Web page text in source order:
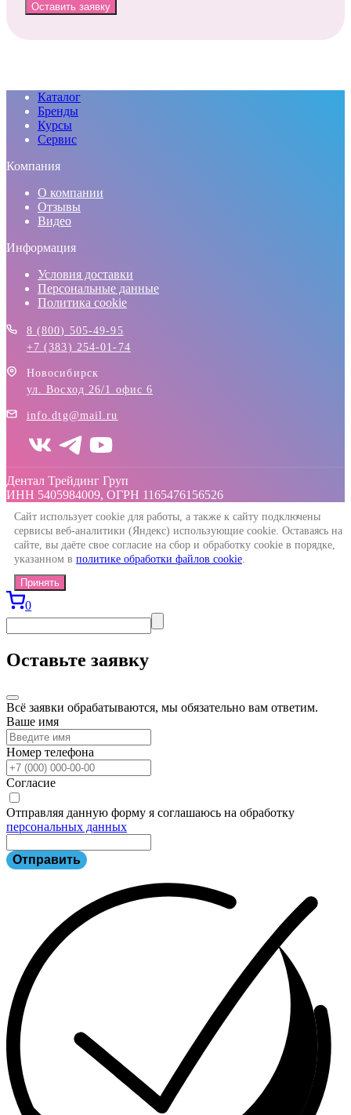
Оставить заявку
Каталог
Бренды
Курсы
Сервис
Компания
О компании
Отзывы
Видео
Информация
Условия доставки
Персональные данные
Политика cookie
8 (800) 505-49-95
+7 (383) 254-01-74
Новосибирск
ул. Восход 26/1 офис 6
info.dtg@mail.ru
Дентал Трейдинг Груп
ИНН 5405984009, ОГРН 1165476156526
Сайт использует cookie для работы, а также к сайту подключены
сервисы веб-аналитики (Яндекс) использующие cookie. Оставаясь на
сайте, вы даёте свое согласие на сбор и обработку cookie в порядке,
указанном в политике обработки файлов cookie.
Принять
0
Оставьте заявку
Всё заявки обрабатываются, мы обязательно вам ответим.
Ваше имя
Номер телефона
Согласие
Отправляя данную форму я соглашаюсь на обработку
персональных данных
Отправить